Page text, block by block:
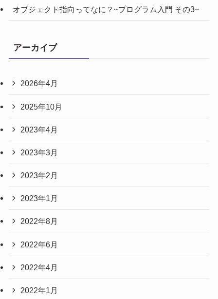
オブジェクト指向ってなに？~プログラム入門 その3~
アーカイブ
2026年4月
2025年10月
2023年4月
2023年3月
2023年2月
2023年1月
2022年8月
2022年6月
2022年4月
2022年1月